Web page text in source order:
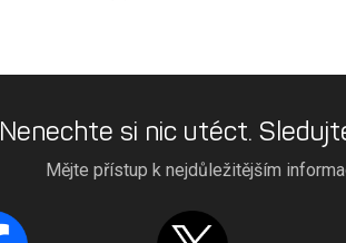
Nenechte si nic utéct.
Mějte přístup k nejdůležitějším